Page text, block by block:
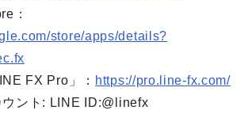
：
store/apps/details?
FX Pro」： https://pro.line-fx.com/
ウント: LINE ID:@linefx